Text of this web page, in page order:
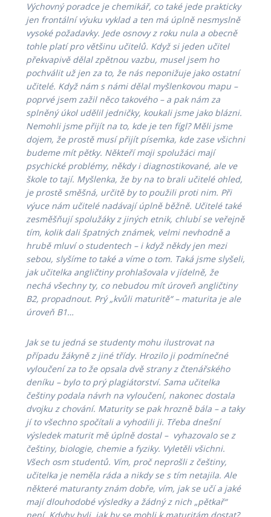
Výchovný poradce je chemikář, co také jede prakticky
jen frontální výuku vyklad a ten má úplně nesmyslně
vysoké požadavky. Jede osnovy z roku nula a obecně
tohle platí pro většinu učitelů. Když si jeden učitel
překvapivě dělal zpětnou vazbu, musel jsem ho
pochválit už jen za to, že nás neponižuje jako ostatní
učitelé. Když nám s námi dělal myšlenkovou mapu –
poprvé jsem zažil něco takového – a pak nám za
splněný úkol udělil jedničky, koukali jsme jako blázni.
Nemohli jsme přijít na to, kde je ten fígl? Měli jsme
dojem, že prostě musí přijít písemka, kde zase všichni
budeme mít pětky. Někteří moji spolužáci mají
psychické problémy, někdy i diagnostikované, ale ve
škole to tají. Myšlenka, že by na to brali učitelé ohled,
je prostě směšná, určitě by to použili proti nim. Při
výuce nám učitelé nadávají úplně běžně. Učitelé také
zesměšňují spolužáky z jiných etnik, chlubí se veřejně
tím, kolik dali špatných známek, velmi nevhodně a
hrubě mluví o studentech – i když někdy jen mezi
sebou, slyšíme to také a víme o tom. Taká jsme slyšeli,
jak učitelka angličtiny prohlašovala v jídelně, že
nechá všechny ty, co nebudou mít úroveň angličtiny
B2, propadnout. Prý „kvůli maturitě“ – maturita je ale
úroveň B1…
Jak se tu jedná se studenty mohu ilustrovat na
případu žákyně z jiné třídy. Hrozilo ji podmínečné
vyloučení za to že opsala dvě strany z čtenářského
deníku – bylo to prý plagiátorství. Sama učitelka
češtiny podala návrh na vyloučení, nakonec dostala
dvojku z chování. Maturity se pak hrozně bála – a taky
jí to všechno spočítali a vyhodili ji. Třeba dnešní
výsledek maturit mě úplně dostal – vyhazovalo se z
češtiny, biologie, chemie a fyziky. Vyletěli všichni.
Všech osm studentů. Vím, proč neprošli z češtiny,
učitelka je neměla ráda a nikdy se s tím netajila. Ale
některé maturanty znám dobře, vím, jak se učí a jaké
mají dlouhodobé výsledky a žádný z nich „pětkař“